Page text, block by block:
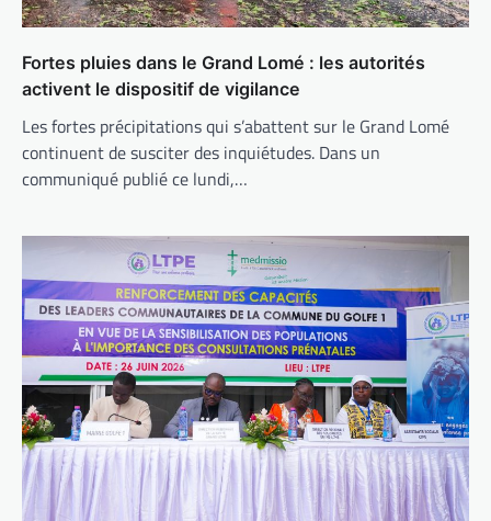
Fortes pluies dans le Grand Lomé : les autorités
activent le dispositif de vigilance
Les fortes précipitations qui s’abattent sur le Grand Lomé
continuent de susciter des inquiétudes. Dans un
communiqué publié ce lundi,…